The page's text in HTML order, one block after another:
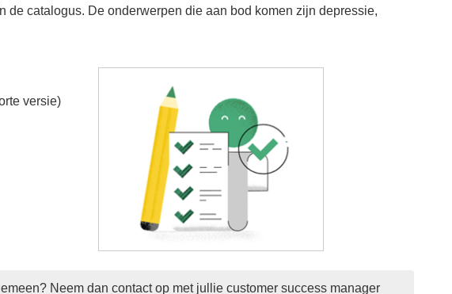
catalogus. De onderwerpen die aan bod komen zijn depressie,
versie)
Neem dan contact op met jullie customer success manager